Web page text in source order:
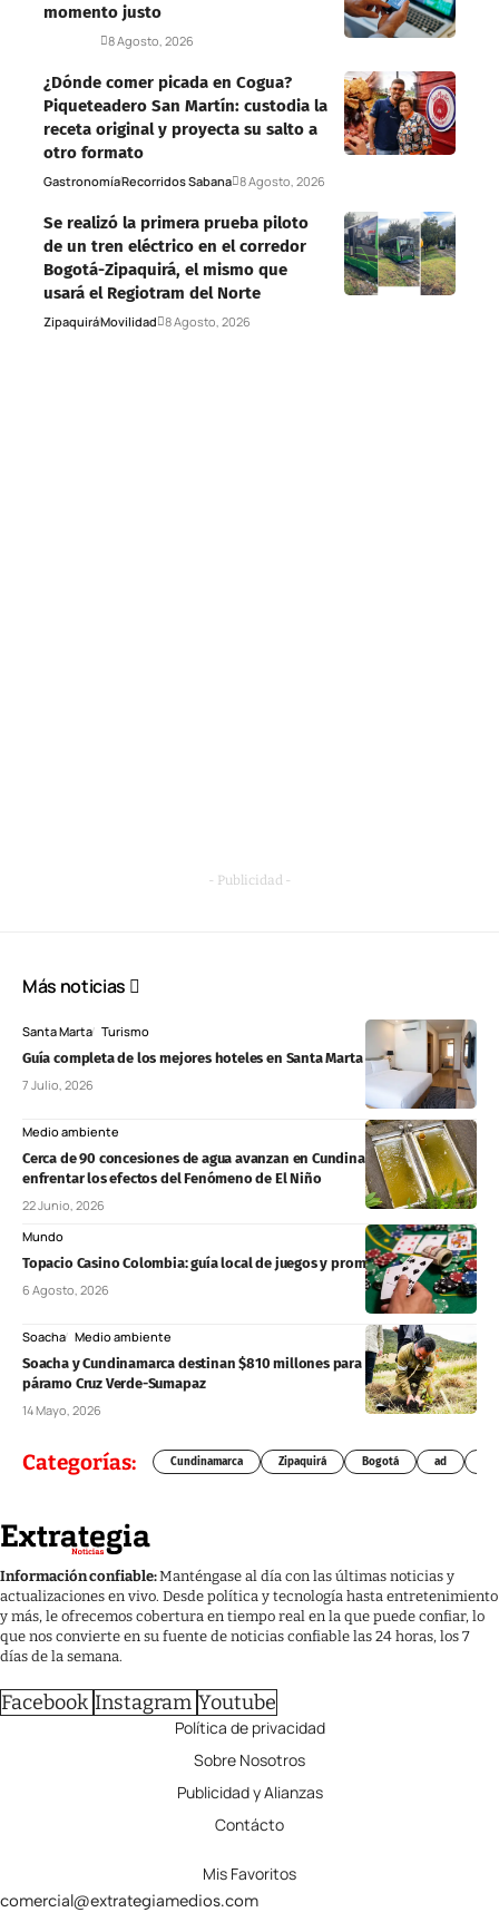
momento justo
8 Agosto, 2026
¿Dónde comer picada en Cogua?
Piqueteadero San Martín: custodia la
receta original y proyecta su salto a
otro formato
GastronomíaRecorridos Sabana 8 Agosto, 2026
Se realizó la primera prueba piloto
de un tren eléctrico en el corredor
Bogotá-Zipaquirá, el mismo que
usará el Regiotram del Norte
ZipaquiráMovilidad 8 Agosto, 2026
- Publicidad -
Más noticias
Santa Marta Turismo
Guía completa de los mejores hoteles en Santa Marta
7 Julio, 2026
Medio ambiente
Cerca de 90 concesiones de agua avanzan en Cundinamarca para
enfrentar los efectos del Fenómeno de El Niño
22 Junio, 2026
Mundo
Topacio Casino Colombia: guía local de juegos y promociones
6 Agosto, 2026
Soacha Medio ambiente
Soacha y Cundinamarca destinan $810 millones para proteger el
páramo Cruz Verde-Sumapaz
14 Mayo, 2026
Categorías: Cundinamarca Zipaquirá Bogotá ad
Información confiable:Manténgase al día con las últimas noticias y
actualizaciones en vivo. Desde política y tecnología hasta entretenimiento
y más, le ofrecemos cobertura en tiempo real en la que puede confiar, lo
que nos convierte en su fuente de noticias confiable las 24 horas, los 7
días de la semana.
Facebook Instagram Youtube
Política de privacidad
Sobre Nosotros
Publicidad y Alianzas
Contácto
Mis Favoritos
comercial@extrategiamedios.com